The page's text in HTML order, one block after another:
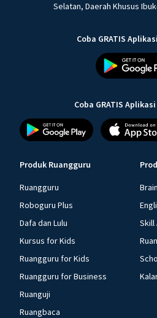
Selatan, Daerah Khusus
Coba GRATIS
Coba GRATIS
Produk Ruangguru
Ruangguru
Roboguru Plus
Dafa dan Lulu
Kursus for Kids
Ruangguru for Kids
Ruangguru for Business
Ruanguji
Ruangbaca
Skill